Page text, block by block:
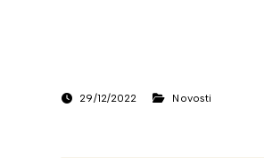
29/12/2022 Novosti